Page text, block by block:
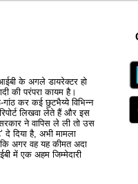
के अगले डायरेक्टर हो
की परंपरा कायम है।
कर कई छुटभैय्ये विभिन्न
लिखवा लेते हैं और इस
ने वापिस ले ली तो उस
दिया है, अभी मामला
अगर वह यह कीमत अदा
में एक अहम जिम्मेदारी